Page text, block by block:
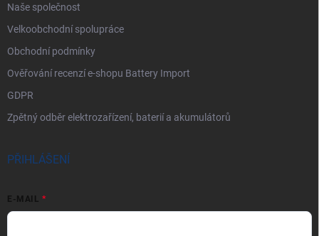
Naše společnost
Velkoobchodní spolupráce
Obchodní podmínky
Ověřování recenzí e-shopu Battery Import
GDPR
Zpětný odběr elektrozařízení, baterií a akumulátorů
PŘIHLÁŠENÍ
E-MAIL